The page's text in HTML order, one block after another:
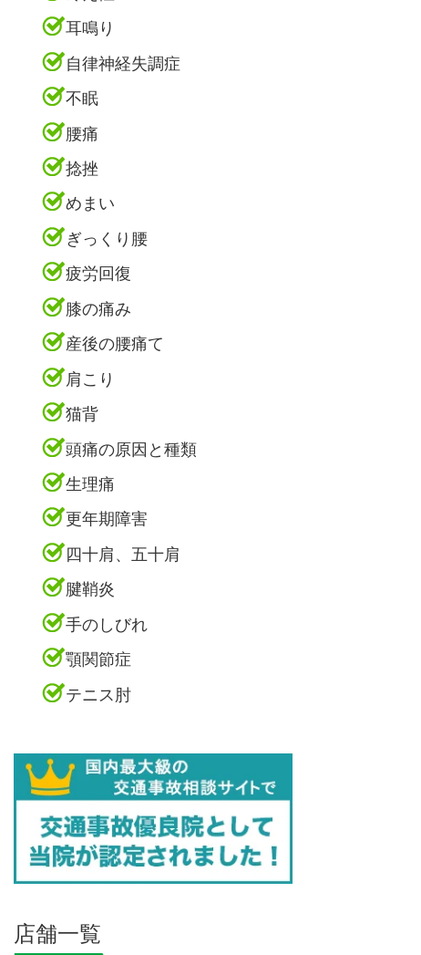
耳鳴り
自律神経失調症
不眠
腰痛
捻挫
めまい
ぎっくり腰
疲労回復
膝の痛み
産後の腰痛て
肩こり
猫背
頭痛の原因と種類
生理痛
更年期障害
四十肩、五十肩
腱鞘炎
手のしびれ
顎関節症
テニス肘
店舗一覧